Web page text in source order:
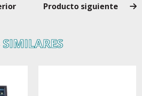
Producto siguiente